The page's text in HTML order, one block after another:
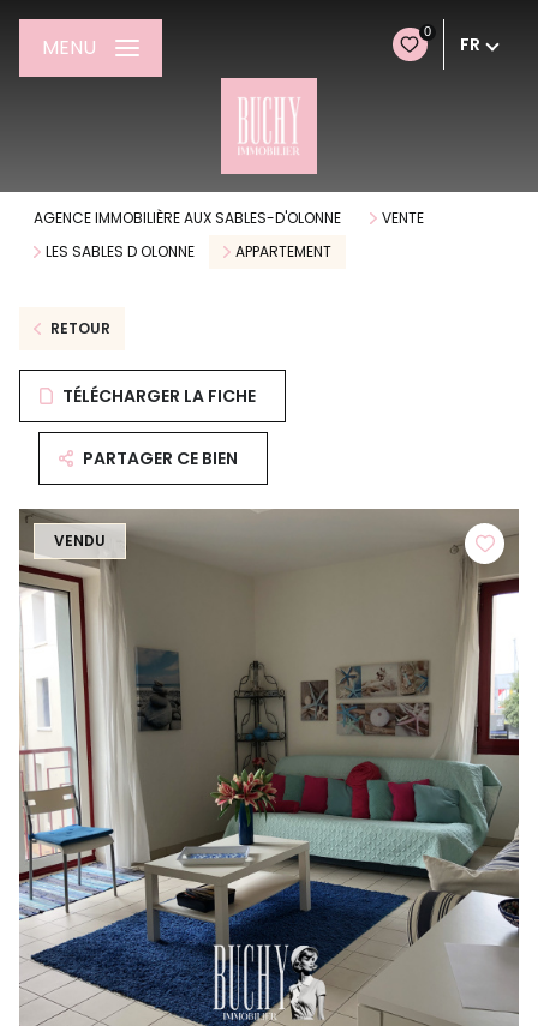
0
FR
MENU
AGENCE IMMOBILIÈRE AUX SABLES-D'OLONNE
VENTE
LES SABLES D OLONNE
APPARTEMENT
RETOUR
TÉLÉCHARGER LA FICHE
PARTAGER CE BIEN
VENDU